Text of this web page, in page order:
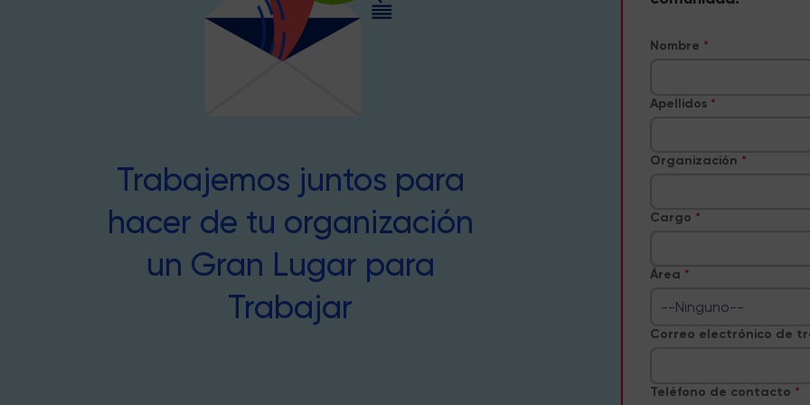
Trabajemos juntos para
hacer de tu organización
un Gran Lugar para
Trabajar
Nombre
Apellidos
Organización
Cargo
Área
--Ninguno--
Correo electrónico de
Teléfono de contacto